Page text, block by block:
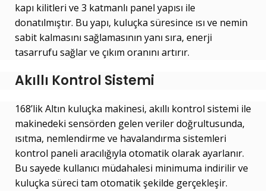
kapı kilitleri ve 3 katmanlı panel yapısı ile
donatılmıştır. Bu yapı, kuluçka süresince ısı ve nemin
sabit kalmasını sağlamasının yanı sıra, enerji
tasarrufu sağlar ve çıkım oranını artırır.
Akıllı Kontrol Sistemi
168’lik Altın kuluçka makinesi, akıllı kontrol sistemi ile
makinedeki sensörden gelen veriler doğrultusunda,
ısıtma, nemlendirme ve havalandırma sistemleri
kontrol paneli aracılığıyla otomatik olarak ayarlanır.
Bu sayede kullanıcı müdahalesi minimuma indirilir ve
kuluçka süreci tam otomatik şekilde gerçekleşir.